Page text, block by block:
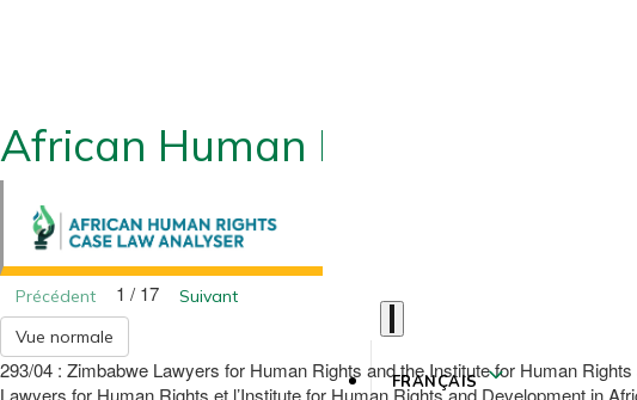
African Human Rights CLA 2.0
FRANÇAIS
Précédent 1 / 17
Suivant
Vue normale
293/04 : Zimbabwe Lawyers for Human Rights and the Institute for Human
Lawyers for Human Rights et l’Institute for Human Rights and Development in